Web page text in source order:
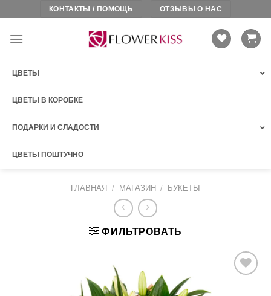
content
КОНТАКТЫ / ПОМОЩЬ ОТЗЫВЫ О НАС
ЦВЕТЫ
ЦВЕТЫ В КОРОБКЕ
ПОДАРКИ И СЛАДОСТИ
ЦВЕТЫ ПОШТУЧНО
ГЛАВНАЯ / МАГАЗИН / БУКЕТЫ
ФИЛЬТРОВАТЬ